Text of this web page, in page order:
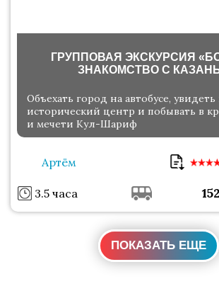
ГРУППОВАЯ ЭКСКУРСИЯ
ЗНАКОМСТВО С
Объехать город на автобусе, увидеть
исторический центр и побывать в
и мечети Кул-Шариф
Артём
3.5 часа
ПОКАЗАТЬ ЕЩЕ